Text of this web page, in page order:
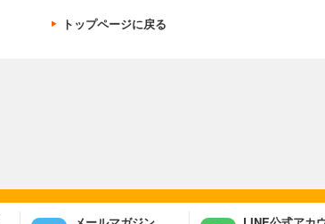
トップページに戻る